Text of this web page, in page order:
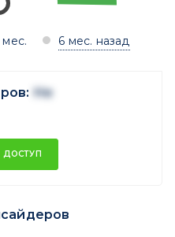
6 мес. назад
Не
ДОСТУП